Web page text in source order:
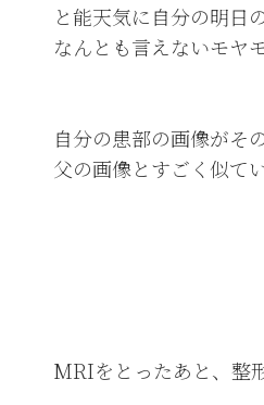
と能天気に自分の明日
なんとも言えないモヤ
自分の患部の画像がそ
父の画像とすごく似て
MRIをとったあと、整